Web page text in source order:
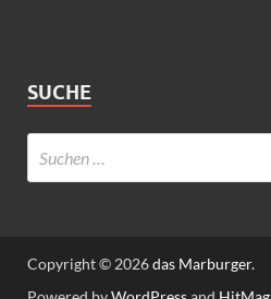
SUCHE
Copyright © 2026das Marburger.